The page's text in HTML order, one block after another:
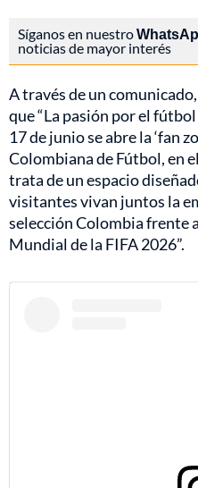
Síganos en nuestro
noticias de mayor interés
A través de un
que “La pasión por el
17 de junio se abre la ‘fan
Colombiana de Fútbol, en
trata de un espacio
visitantes vivan juntos la
selección Colombia frente
Mundial de la FIFA 2026”.